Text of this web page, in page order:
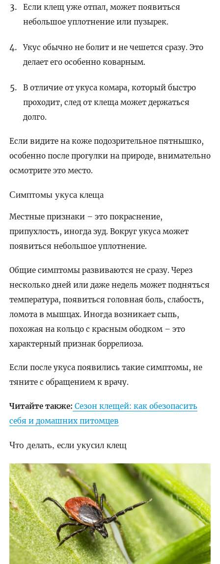
Если клещ уже отпал, может появиться
небольшое уплотнение или пузырек.
Укус обычно не болит и не чешется сразу. Это
делает его особенно коварным.
В отличие от укуса комара, который быстро
проходит, след от клеща может держаться
долго.
Если видите на коже подозрительное пятнышко,
особенно после прогулки на природе, внимательно
осмотрите это место.
Симптомы укуса клеща
Местные признаки – это покраснение,
припухлость, иногда зуд. Вокруг укуса может
появиться небольшое уплотнение.
Общие симптомы развиваются не сразу. Через
несколько дней или даже недель может подняться
температура, появиться головная боль, слабость,
ломота в мышцах. Иногда возникает сыпь,
похожая на кольцо с красным ободком – это
характерный признак боррелиоза.
Если после укуса появились такие симптомы, не
тяните с обращением к врачу.
Читайте также: Сезон клещей: как обезопасить
себя и домашних питомцев
Что делать, если укусил клещ